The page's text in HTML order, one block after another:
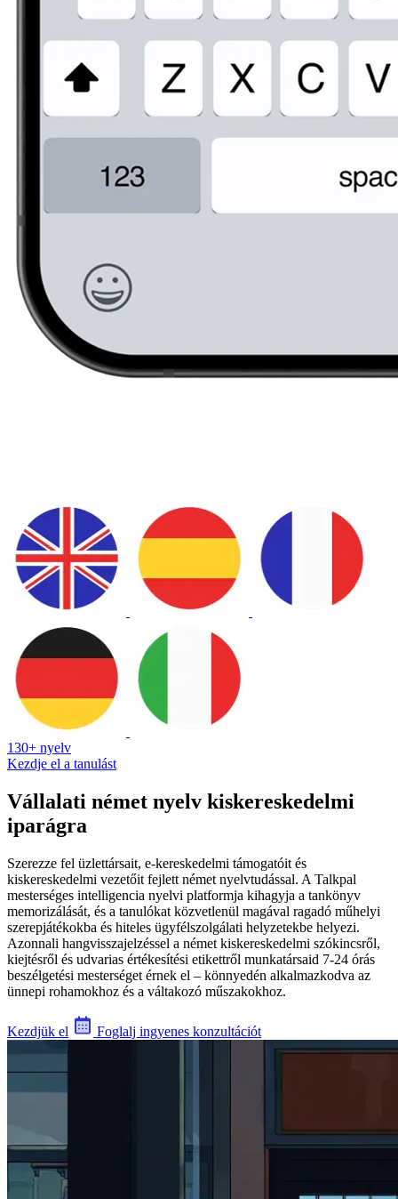
130+ nyelv
Kezdje el a tanulást
Vállalati német nyelv kiskereskedelmi
iparágra
Szerezze fel üzlettársait, e-kereskedelmi támogatóit és
kiskereskedelmi vezetőit fejlett német nyelvtudással. A Talkpal
mesterséges intelligencia nyelvi platformja kihagyja a tankönyv
memorizálását, és a tanulókat közvetlenül magával ragadó műhelyi
szerepjátékokba és hiteles ügyfélszolgálati helyzetekbe helyezi.
Azonnali hangvisszajelzéssel a német kiskereskedelmi szókincsről,
kiejtésről és udvarias értékesítési etikettről munkatársaid 7-24 órás
beszélgetési mesterséget érnek el – könnyedén alkalmazkodva az
ünnepi rohamokhoz és a váltakozó műszakokhoz.
Kezdjük el Foglalj ingyenes konzultációt